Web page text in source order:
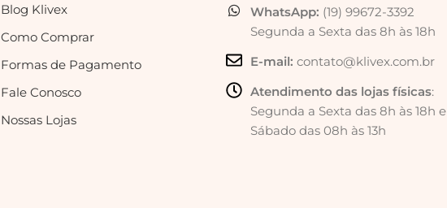
Blog Klivex
Como Comprar
Formas de Pagamento
Fale Conosco
Nossas Lojas
WhatsApp: (19) 99672-3392
Segunda a Sexta das 8h às 18h
E-mail: contato@klivex.com.br
Atendimento das lojas físicas:
Segunda a Sexta das 8h às 18h e
Sábado das 08h às 13h